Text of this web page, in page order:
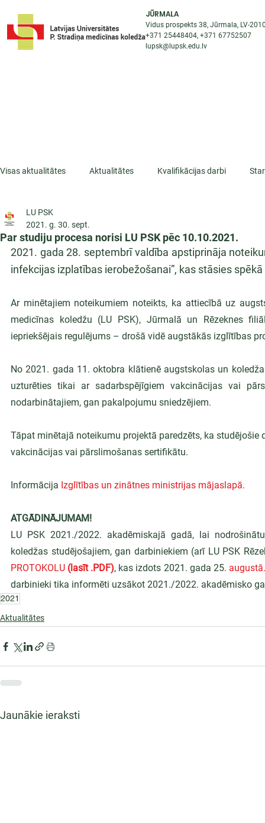
JŪRMALA
Vidus prospekts 38, Jūrmala, LV-
+371 25448404, +371 67752507
lupsk@lupsk.edu.lv
Visas aktualitātes Aktualitātes Kvalifikācijas darbi
ESF projekti
Par studiju procesa norisi LU PSK pēc 10.10.2021.
LU PSK
2021. g. 30. sept.
2021. gada 28. septembrī valdība apstiprināja
infekcijas izplatības ierobežošanai”, kas stāsies
Ar minētajiem noteikumiem noteikts, ka attiecībā uz
medicīnas koledžu (LU PSK), Jūrmalā un Rēzeknes
iepriekšējais regulējums – drošā vidē augstākās izglītības
No 2021. gada 11. oktobra klātienē augstskolas un
uzturēties tikai ar sadarbspējīgiem vakcinācijas vai
nodarbinātajiem, gan pakalpojumu sniedzējiem.
Tāpat minētajā noteikumu projektā paredzēts, ka
vakcinācijas vai pārslimošanas sertifikātu.
Informācija Izglītības un zinātnes ministrijas mājaslapā.
ATGĀDINĀJUMAM!
LU PSK 2021./2022. akadēmiskajā gadā, lai
koledžas studējošajiem, gan darbiniekiem (arī LU PSK
PROTOKOLU (lasīt .PDF), kas izdots 2021. gada 25.
darbinieki tika informēti uzsākot 2021./2022. akadēmisko
2021
Aktualitātes
Jaunākie ieraksti